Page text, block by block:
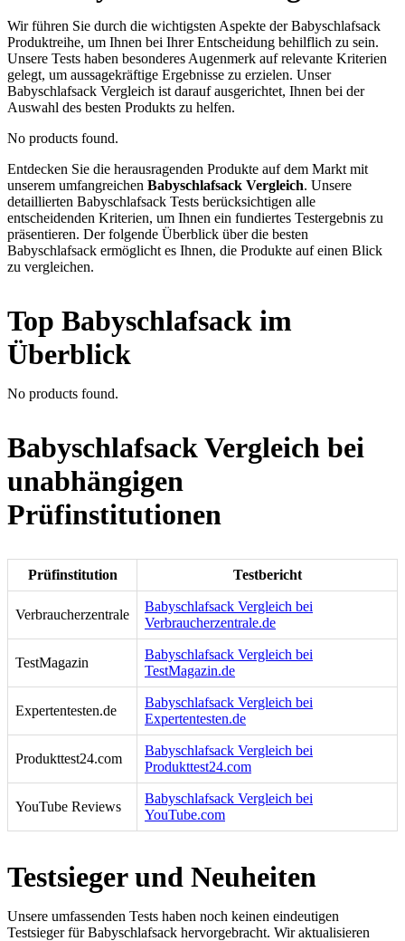
Wir führen Sie durch die wichtigsten Aspekte der Babyschlafsack
Produktreihe, um Ihnen bei Ihrer Entscheidung behilflich zu sein.
Unsere Tests haben besonderes Augenmerk auf relevante Kriterien
gelegt, um aussagekräftige Ergebnisse zu erzielen. Unser
Babyschlafsack Vergleich ist darauf ausgerichtet, Ihnen bei der
Auswahl des besten Produkts zu helfen.
No products found.
Entdecken Sie die herausragenden Produkte auf dem Markt mit
unserem umfangreichen Babyschlafsack Vergleich. Unsere
detaillierten Babyschlafsack Tests berücksichtigen alle
entscheidenden Kriterien, um Ihnen ein fundiertes Testergebnis zu
präsentieren. Der folgende Überblick über die besten
Babyschlafsack ermöglicht es Ihnen, die Produkte auf einen Blick
zu vergleichen.
Top Babyschlafsack im
Überblick
No products found.
Babyschlafsack Vergleich bei
unabhängigen
Prüfinstitutionen
Prüfinstitution Testbericht
Verbraucherzentrale
Babyschlafsack Vergleich bei
Verbraucherzentrale.de
TestMagazin
Babyschlafsack Vergleich bei
TestMagazin.de
Expertentesten.de
Babyschlafsack Vergleich bei
Expertentesten.de
Produkttest24.com
Babyschlafsack Vergleich bei
Produkttest24.com
YouTube Reviews
Babyschlafsack Vergleich bei
YouTube.com
Testsieger und Neuheiten
Unsere umfassenden Tests haben noch keinen eindeutigen
Testsieger für Babyschlafsack hervorgebracht. Wir aktualisieren